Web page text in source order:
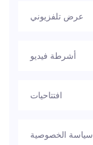
عرض تلفزيوني
أشرطة فيديو
افتتاحيات
سياسة الخصوصية